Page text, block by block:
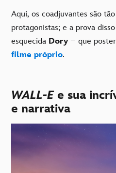
Aqui, os coadjuvantes são
protagonistas; e a prova
esquecida Dory – que
filme próprio.
WALL-Ee sua
e narrativa